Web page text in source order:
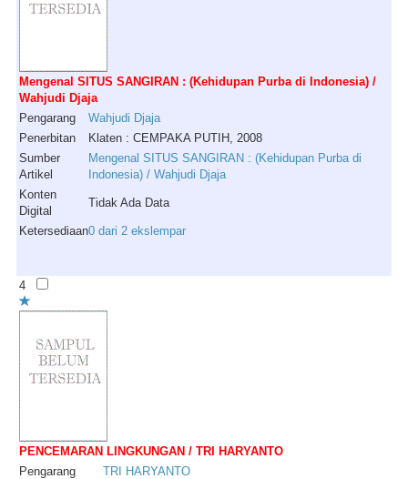
Mengenal SITUS SANGIRAN : (Kehidupan Purba di Indonesia) /
Wahjudi Djaja
Pengarang
Wahjudi Djaja
Penerbitan
Klaten : CEMPAKA PUTIH, 2008
Sumber
Artikel
Mengenal SITUS SANGIRAN : (Kehidupan Purba di
Indonesia) / Wahjudi Djaja
Konten
Digital
Tidak Ada Data
Ketersediaan0 dari 2 ekslempar
4
PENCEMARAN LINGKUNGAN / TRI HARYANTO
Pengarang
TRI
HARYANTO